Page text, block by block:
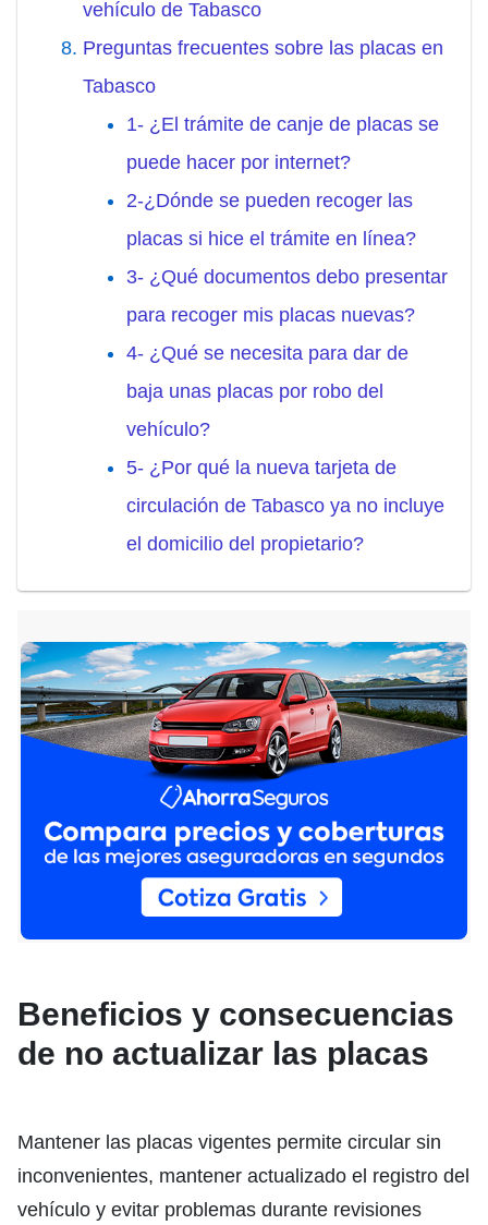
vehículo de Tabasco
Preguntas frecuentes sobre las placas en
Tabasco
1- ¿El trámite de canje de placas se
puede hacer por internet?
2-¿Dónde se pueden recoger las
placas si hice el trámite en línea?
3- ¿Qué documentos debo presentar
para recoger mis placas nuevas?
4- ¿Qué se necesita para dar de
baja unas placas por robo del
vehículo?
5- ¿Por qué la nueva tarjeta de
circulación de Tabasco ya no incluye
el domicilio del propietario?
Beneficios y consecuencias
de no actualizar las placas
Mantener las placas vigentes permite circular sin
inconvenientes, mantener actualizado el registro del
vehículo y evitar problemas durante revisiones